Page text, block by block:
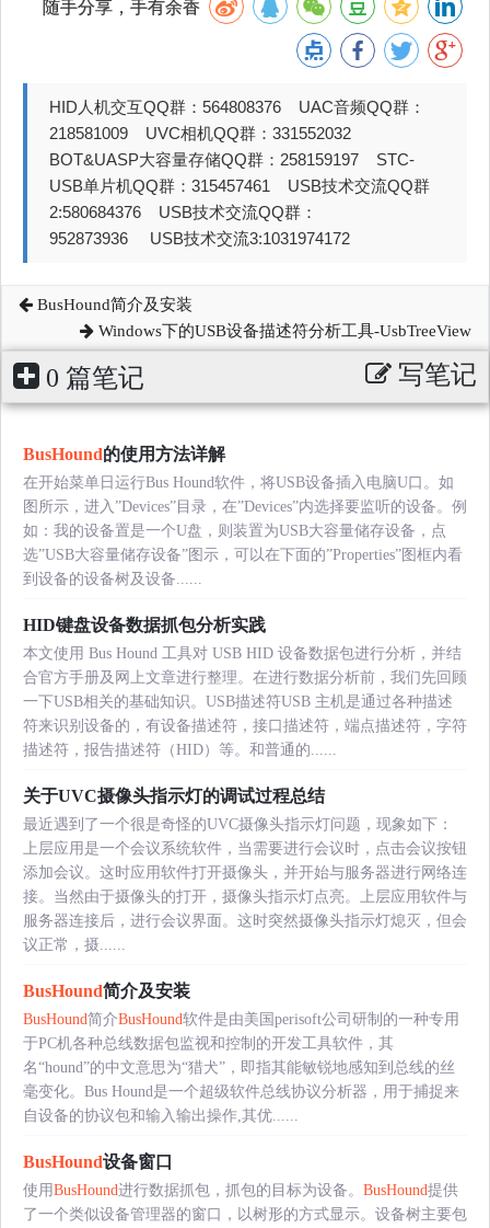
随手分享，手有余香
HID人机交互QQ群：564808376 UAC音频QQ群：
218581009 UVC相机QQ群：331552032
BOT&UASP大容量存储QQ群：258159197 STC-
USB单片机QQ群：315457461 USB技术交流QQ群
2:580684376 USB技术交流QQ群：
952873936 USB技术交流3:1031974172
BusHound简介及安装
Windows下的USB设备描述符分析工具-UsbTreeView
0 篇笔记 写笔记
BusHound的使用方法详解
在开始菜单日运行Bus Hound软件，将USB设备插入电脑U口。如
图所示，进入”Devices”目录，在”Devices”内选择要监听的设备。例
如：我的设备置是一个U盘，则装置为USB大容量储存设备，点
选”USB大容量储存设备”图示，可以在下面的”Properties”图框内看
到设备的设备树及设备......
HID键盘设备数据抓包分析实践
本文使用 Bus Hound 工具对 USB HID 设备数据包进行分析，并结
合官方手册及网上文章进行整理。在进行数据分析前，我们先回顾
一下USB相关的基础知识。USB描述符USB 主机是通过各种描述
符来识别设备的，有设备描述符，接口描述符，端点描述符，字符
描述符，报告描述符（HID）等。和普通的......
关于UVC摄像头指示灯的调试过程总结
最近遇到了一个很是奇怪的UVC摄像头指示灯问题，现象如下：
上层应用是一个会议系统软件，当需要进行会议时，点击会议按钮
添加会议。这时应用软件打开摄像头，并开始与服务器进行网络连
接。当然由于摄像头的打开，摄像头指示灯点亮。上层应用软件与
服务器连接后，进行会议界面。这时突然摄像头指示灯熄灭，但会
议正常，摄......
BusHound简介及安装
BusHound简介BusHound软件是由美国perisoft公司研制的一种专用
于PC机各种总线数据包监视和控制的开发工具软件，其
名“hound”的中文意思为“猎犬”，即指其能敏锐地感知到总线的丝
毫变化。Bus Hound是一个超级软件总线协议分析器，用于捕捉来
自设备的协议包和输入输出操作,其优......
BusHound设备窗口
使用BusHound进行数据抓包，抓包的目标为设备。 BusHound提供
了一个类似设备管理器的窗口，以树形的方式显示。设备树主要包